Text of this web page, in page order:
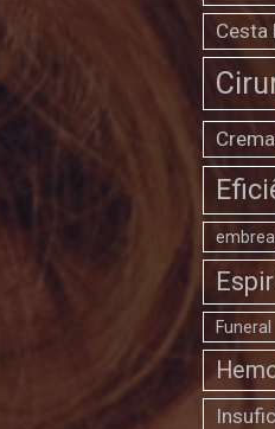
Cesta
Funeral